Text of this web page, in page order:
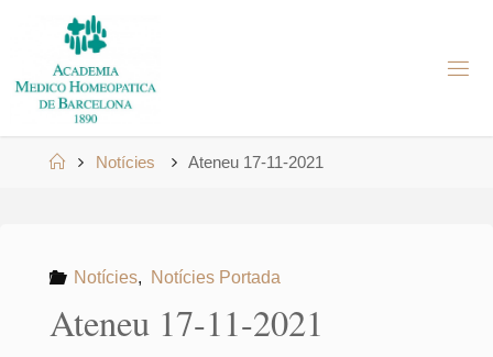
content
HomeNotícies Ateneu 17-11-2021
Notícies, Notícies Portada
Ateneu 17-11-2021